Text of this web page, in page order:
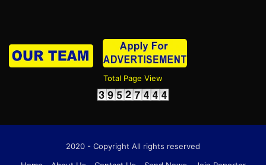
Total Page View
2020 - Copyright All rights reserved